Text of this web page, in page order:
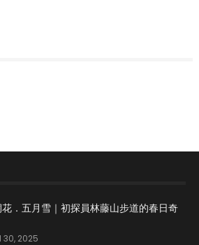
．五月雪｜初探員林藤山步道的春日奇
30, 2025